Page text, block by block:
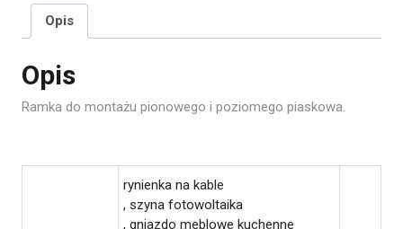
Opis
Opis
Ramka do montażu pionowego i poziomego piaskowa.
rynienka na kable
, szyna fotowoltaika
, gniazdo meblowe kuchenne